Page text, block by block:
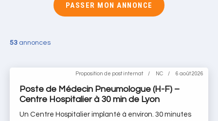
PASSER MON ANNONCE
53 annonces
Poste de Médecin Pneumologue (H-F) –
Centre Hospitalier à 30 min de Lyon
Proposition de post internat NC 6 août 2026
Un Centre Hospitalier implanté à environ. 30 minutes